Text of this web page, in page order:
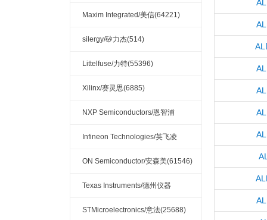
Maxim Integrated/美信(64221)
silergy/矽力杰(514)
Littelfuse/力特(55396)
Xilinx/赛灵思(6885)
NXP Semiconductors/恩智浦
(32132)
Infineon Technologies/英飞凌
(33756)
ON Semiconductor/安森美(61546)
Texas Instruments/德州仪器
(121337)
STMicroelectronics/意法(25688)